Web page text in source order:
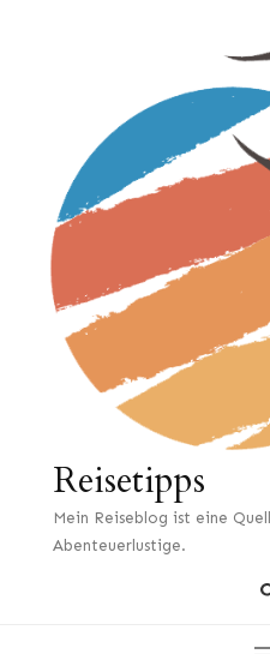
Reisetipps
Mein Reiseblog ist eine
Abenteuerlustige.